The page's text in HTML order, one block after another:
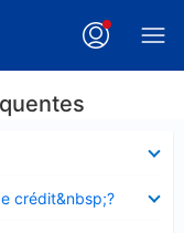
crédit&nbsp;?